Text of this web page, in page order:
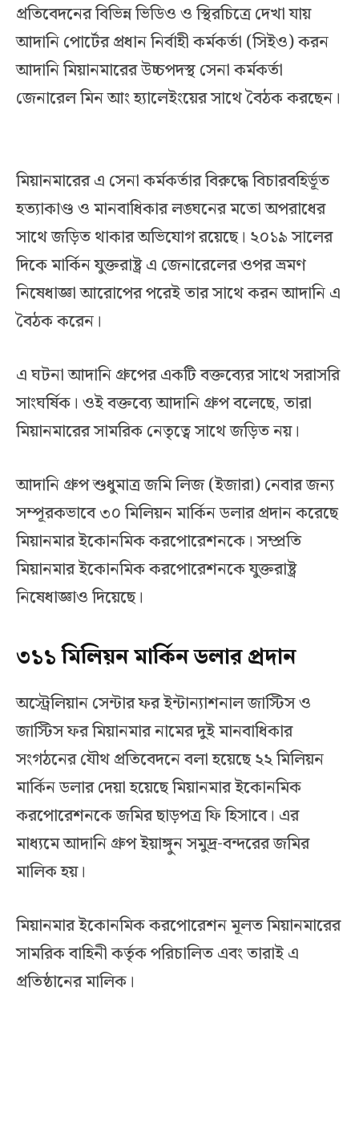
প্রতিবেদনের বিভিন্ন ভিডিও ও স্থিরচিত্রে দেখা যায়
আদানি পোর্টের প্রধান নির্বাহী কর্মকর্তা (সিইও) করন
আদানি মিয়ানমারের উচ্চপদস্থ সেনা কর্মকর্তা
জেনারেল মিন আং হ্যালেইংয়ের সাথে বৈঠক করছেন।
মিয়ানমারের এ সেনা কর্মকর্তার বিরুদ্ধে বিচারবহির্ভূত
হত্যাকাণ্ড ও মানবাধিকার লঙ্ঘনের মতো অপরাধের
সাথে জড়িত থাকার অভিযোগ রয়েছে। ২০১৯ সালের
দিকে মার্কিন যুক্তরাষ্ট্র এ জেনারেলের ওপর ভ্রমণ
নিষেধাজ্ঞা আরোপের পরেই তার সাথে করন আদানি এ
বৈঠক করেন।
এ ঘটনা আদানি গ্রুপের একটি বক্তব্যের সাথে সরাসরি
সাংঘর্ষিক। ওই বক্তব্যে আদানি গ্রুপ বলেছে, তারা
মিয়ানমারের সামরিক নেতৃত্বে সাথে জড়িত নয়।
আদানি গ্রুপ শুধুমাত্র জমি লিজ (ইজারা) নেবার জন্য
সম্পূরকভাবে ৩০ মিলিয়ন মার্কিন ডলার প্রদান করেছে
মিয়ানমার ইকোনমিক করপোরেশনকে। সম্প্রতি
মিয়ানমার ইকোনমিক করপোরেশনকে যুক্তরাষ্ট্র
নিষেধাজ্ঞাও দিয়েছে।
৩১১ মিলিয়ন মার্কিন ডলার প্রদান
অস্ট্রেলিয়ান সেন্টার ফর ইন্টান্যাশনাল জাস্টিস ও
জাস্টিস ফর মিয়ানমার নামের দুই মানবাধিকার
সংগঠনের যৌথ প্রতিবেদনে বলা হয়েছে ২২ মিলিয়ন
মার্কিন ডলার দেয়া হয়েছে মিয়ানমার ইকোনমিক
করপোরেশনকে জমির ছাড়পত্র ফি হিসাবে। এর
মাধ্যমে আদানি গ্রুপ ইয়াঙ্গুন সমুদ্র-বন্দরের জমির
মালিক হয়।
মিয়ানমার ইকোনমিক করপোরেশন মূলত মিয়ানমারের
সামরিক বাহিনী কর্তৃক পরিচালিত এবং তারাই এ
প্রতিষ্ঠানের মালিক।